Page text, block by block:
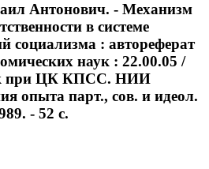
Антонович. - Механизм
в системе
социализма : автореферат
наук : 22.00.05 /
при ЦК КПСС. НИИ
опыта парт., сов. и идеол.
- 52 с.